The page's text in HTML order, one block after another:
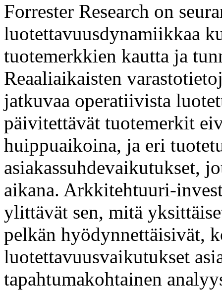
Forrester Research on
luotettavuusdynamiikkaa
tuotemerkkien kautta ja
Reaaliaikaisten
jatkuvaa operatiivista
päivitettävät tuotemerkit
huippuaikoina, ja eri
asiakassuhdevaikutukset,
aikana. Arkkitehtuuri-
ylittävät sen, mitä
pelkän hyödynnettäisivät,
luotettavuusvaikutukset
tapahtumakohtainen